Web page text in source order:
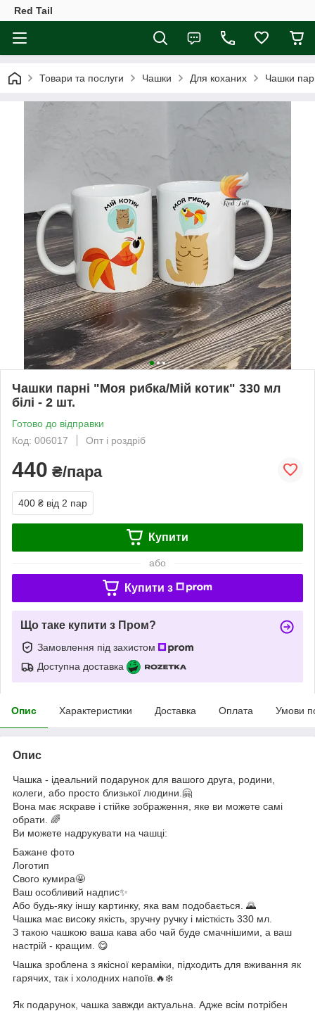
Red Tail
Товари та послуги Чашки Для коханих Чашки
Чашки парні "Моя рибка/Мій котик" 330 мл
білі - 2 шт.
Готово до відправки
Код: 006017
Опт і роздріб
440 ₴/пара
400 ₴ від 2 пар
Купити
або
Купити з
Що таке купити з Пром?
Замовлення під захистом
Доступна доставка
Опис Характеристики Доставка Оплата Умови
Опис
Чашка - ідеальний подарунок для вашого друга, родини,
колеги, або просто близької людини.🤗
Вона має яскраве і стійке зображення, яке ви можете самі
обрати. 🌈
Ви можете надрукувати на чашці:
Бажане фото
Логотип
Свого кумира🤩
Ваш особливий надпис✨
Або будь-яку іншу картинку, яка вам подобається. 🌄
Чашка має високу якість, зручну ручку і місткість 330 мл.
З такою чашкою ваша кава або чай буде смачнішими, а ваш
настрій - кращим. 😋
Чашка зроблена з якісної кераміки, підходить для вживання як
гарячих, так і холодних напоїв.🔥❄️
Як подарунок, чашка завжди актуальна. Адже всім потрібен